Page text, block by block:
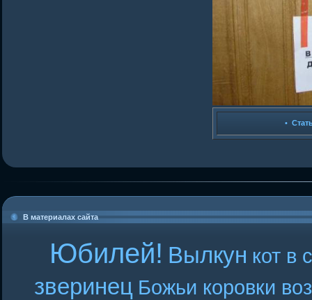
•
В материалах сайта
Юбилей! Вылкун кот в
зверинец Божьи коровки